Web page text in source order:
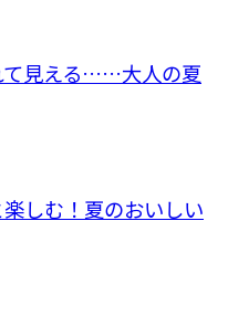
て見える……大人の夏
楽しむ！夏のおいしい